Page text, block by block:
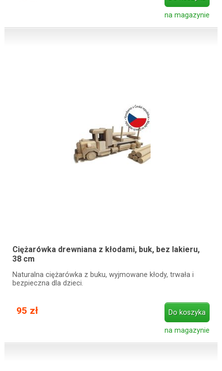
na magazynie
Ciężarówka drewniana z kłodami, buk, bez lakieru,
38 cm
Naturalna ciężarówka z buku, wyjmowane kłody, trwała i
bezpieczna dla dzieci.
95 zł Do koszyka
na magazynie